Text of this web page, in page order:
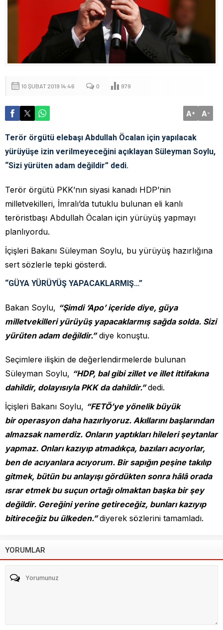
10 ŞUBAT 2019 14:46 0 979
A+ A-
Terör örgütü elebaşı Abdullah Öcalan için yapılacak
yürüyüşe izin verilmeyeceğini açıklayan Süleyman Soylu,
“Sizi yürüten adam değildir” dedi.
Terör örgütü PKK’nın siyasi kanadı HDP’nin
milletvekilleri, İmralı’da tutuklu bulunan eli kanlı
teröristbaşı Abdullah Öcalan için yürüyüş yapmayı
planlıyordu.
İçişleri Bakanı Süleyman Soylu, bu yürüyüş hazırlığına
sert sözlerle tepki gösterdi.
“GÜYA YÜRÜYÜŞ YAPACAKLARMIŞ…”
Bakan Soylu, “Şimdi ‘Apo’ içeride diye, güya
milletvekilleri yürüyüş yapacaklarmış sağda solda. Sizi
yürüten adam değildir.”diye konuştu.
Seçimlere ilişkin de değerlendirmelerde bulunan
Süleyman Soylu, “HDP, bal gibi zillet ve illet ittifakına
dahildir, dolayısıyla PKK da dahildir.”dedi.
İçişleri Bakanı Soylu, “FETÖ’ye yönelik büyük
bir operasyon daha hazırlıyoruz. Akıllarını başlarından
almazsak namerdiz. Onların yaptıkları hileleri şeytanlar
yapmaz. Onları kazıyıp atmadıkça, bazıları acıyorlar,
ben de acıyanlara acıyorum. Bir sapığın peşine takılıp
gitmek, bütün bu anlayışı gördükten sonra hâlâ orada
ısrar etmek bu suçun ortağı olmaktan başka bir şey
değildir. Gereğini yerine getireceğiz, bunları kazıyıp
bitireceğiz bu ülkeden.”diyerek sözlerini tamamladı.
YORUMLAR